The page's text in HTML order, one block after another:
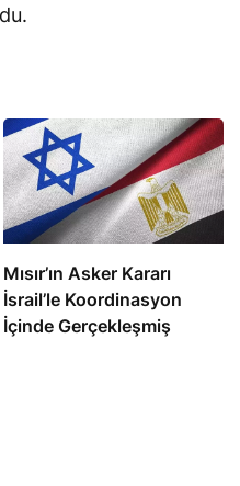
Mısır’ın Asker Kararı
İsrail’le Koordinasyon
İçinde Gerçekleşmiş